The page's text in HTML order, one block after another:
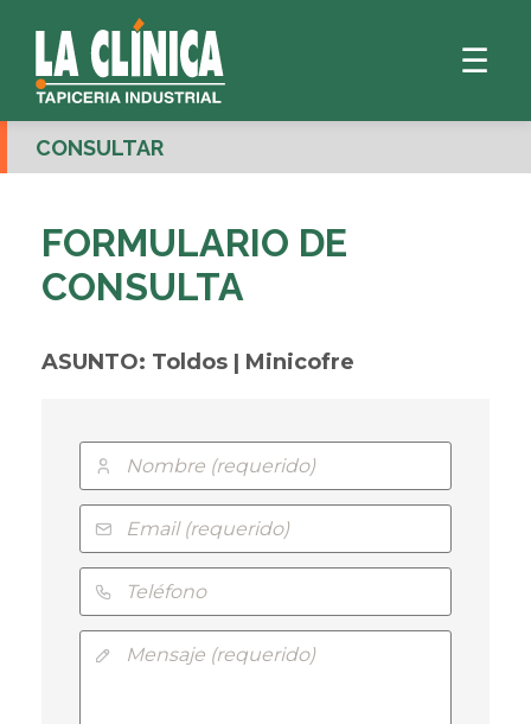
☰
CONSULTAR
FORMULARIO DE
CONSULTA
ASUNTO: Toldos | Minicofre